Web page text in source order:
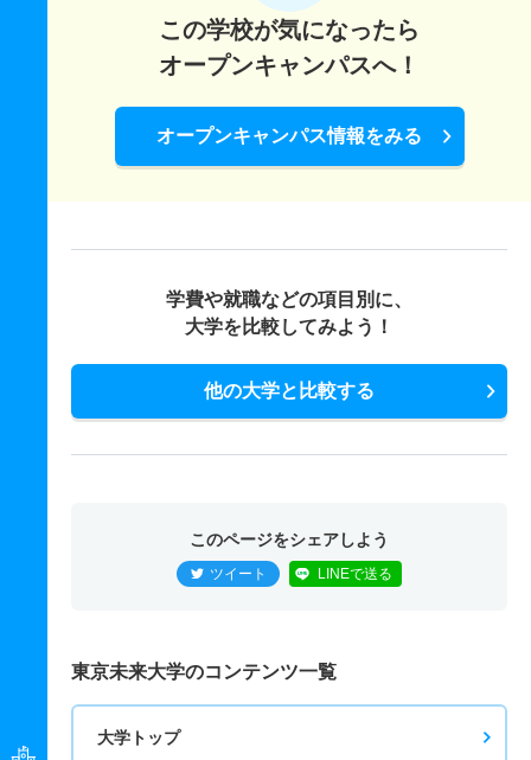
この学校が気になったら
オープンキャンパスへ！
オープンキャンパス情報をみる
学費や就職などの項目別に、
大学を比較してみよう！
他の大学と比較する
このページをシェアしよう
ツイート LINEで送る
東京未来大学のコンテンツ一覧
大学トップ